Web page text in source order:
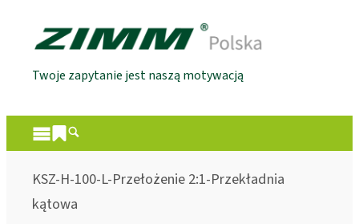
Twoje zapytanie jest naszą motywacją
KSZ-H-100-L-Przełożenie 2:1-Przekładnia
kątowa